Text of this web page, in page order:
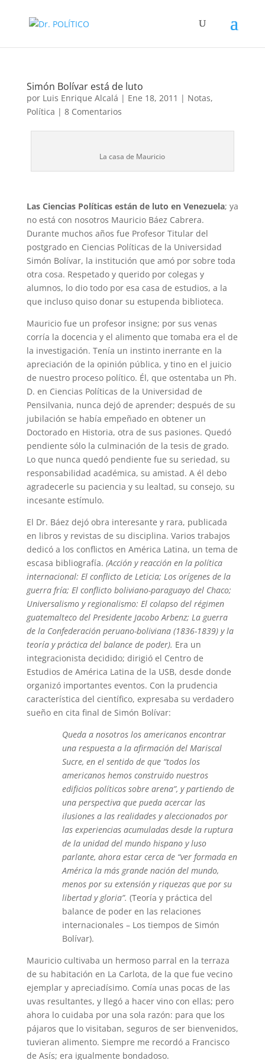
Simón Bolívar está de luto
por Luis Enrique Alcalá | Ene 18, 2011 | Notas,
Política | 8 Comentarios
La casa de Mauricio
Las Ciencias Políticas están de luto en Venezuela; ya
no está con nosotros Mauricio Báez Cabrera.
Durante muchos años fue Profesor Titular del
postgrado en Ciencias Políticas de la Universidad
Simón Bolívar, la institución que amó por sobre toda
otra cosa. Respetado y querido por colegas y
alumnos, lo dio todo por esa casa de estudios, a la
que incluso quiso donar su estupenda biblioteca.
Mauricio fue un profesor insigne; por sus venas
corría la docencia y el alimento que tomaba era el de
la investigación. Tenía un instinto inerrante en la
apreciación de la opinión pública, y tino en el juicio
de nuestro proceso político. Él, que ostentaba un Ph.
D. en Ciencias Políticas de la Universidad de
Pensilvania, nunca dejó de aprender; después de su
jubilación se había empeñado en obtener un
Doctorado en Historia, otra de sus pasiones. Quedó
pendiente sólo la culminación de la tesis de grado.
Lo que nunca quedó pendiente fue su seriedad, su
responsabilidad académica, su amistad. A él debo
agradecerle su paciencia y su lealtad, su consejo, su
incesante estímulo.
El Dr. Báez dejó obra interesante y rara, publicada
en libros y revistas de su disciplina. Varios trabajos
dedicó a los conflictos en América Latina, un tema de
escasa bibliografía. (Acción y reacción en la política
internacional: El conflicto de Leticia; Los orígenes de la
guerra fría; El conflicto boliviano-paraguayo del Chaco;
Universalismo y regionalismo: El colapso del régimen
guatemalteco del Presidente Jacobo Arbenz; La guerra
de la Confederación peruano-boliviana (1836-1839) y la
teoría y práctica del balance de poder). Era un
integracionista decidido; dirigió el Centro de
Estudios de América Latina de la USB, desde donde
organizó importantes eventos. Con la prudencia
característica del científico, expresaba su verdadero
sueño en cita final de Simón Bolívar:
Queda a nosotros los americanos encontrar
una respuesta a la afirmación del Mariscal
Sucre, en el sentido de que “todos los
americanos hemos construido nuestros
edificios políticos sobre arena”, y partiendo de
una perspectiva que pueda acercar las
ilusiones a las realidades y aleccionados por
las experiencias acumuladas desde la ruptura
de la unidad del mundo hispano y luso
parlante, ahora estar cerca de “ver formada en
América la más grande nación del mundo,
menos por su extensión y riquezas que por su
libertad y gloria”. (Teoría y práctica del
balance de poder en las relaciones
internacionales – Los tiempos de Simón
Bolívar).
Mauricio cultivaba un hermoso parral en la terraza
de su habitación en La Carlota, de la que fue vecino
ejemplar y apreciadísimo. Comía unas pocas de las
uvas resultantes, y llegó a hacer vino con ellas; pero
ahora lo cuidaba por una sola razón: para que los
pájaros que lo visitaban, seguros de ser bienvenidos,
tuvieran alimento. Siempre me recordó a Francisco
de Asís; era igualmente bondadoso.